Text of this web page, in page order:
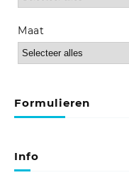
Maat
Formulieren
Info